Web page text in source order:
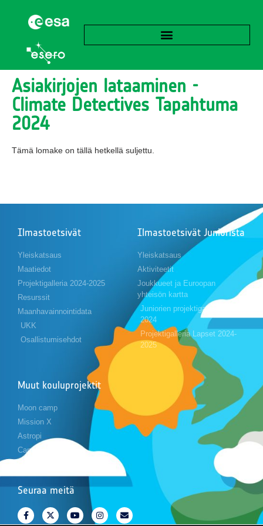
Asiakirjojen lataaminen -
Climate Detectives Tapahtuma
2024
Tämä lomake on tällä hetkellä suljettu.
Ilmastoetsivät
Yleiskatsaus
Maatiedot
Projektigalleria 2024-2025
Resurssit
Maanhavainnointidata
UKK
Osallistumisehdot
Ilmastoetsivät Juniorista
Yleiskatsaus
Aktiviteetit
Joukkueet ja Euroopan
yhteisön kartta
Juniorien projektigalleria 2023-
2024
Projektigalleria Lapset 2024-
2025
Muut kouluprojektit
Moon camp
Mission X
Astropi
Cansat
Seuraa meitä